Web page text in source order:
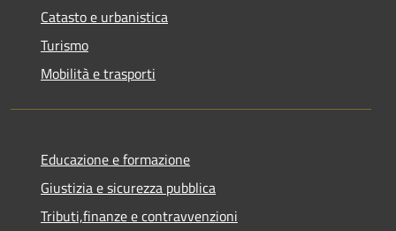
Catasto e urbanistica
Turismo
Mobilità e trasporti
Educazione e formazione
Giustizia e sicurezza pubblica
Tributi,finanze e contravvenzioni